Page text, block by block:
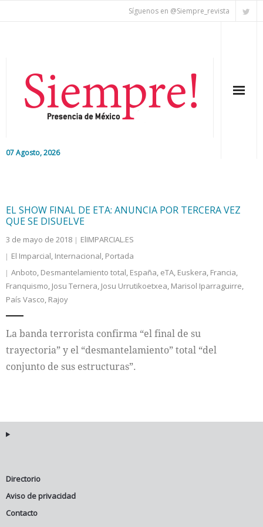
Síguenos en @Siempre_revista
07 Agosto, 2026
Colaboradores
Internacional
EL SHOW FINAL DE ETA: ANUNCIA POR TERCERA VEZ
QUE SE DISUELVE
3 de mayo de 2018
ElIMPARCIAL.ES
El Imparcial, Internacional, Portada
Anboto, Desmantelamiento total, España, eTA, Euskera, Francia,
Franquismo, Josu Ternera, Josu Urrutikoetxea, Marisol Iparraguirre,
País Vasco, Rajoy
La banda terrorista confirma “el final de su
trayectoria” y el “desmantelamiento” total “del
conjunto de sus estructuras”.
Directorio
Aviso de privacidad
Contacto